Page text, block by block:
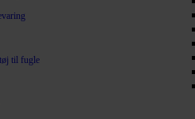
til fugle